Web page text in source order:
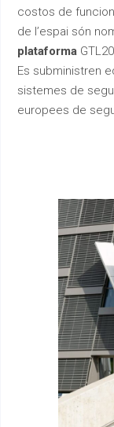
costos de
de l’espai són
plataforma
Es subministren
sistemes de
europees de